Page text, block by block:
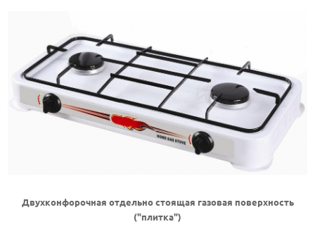
Двухконфорочная отдельно стоящая газовая поверхность
("плитка")